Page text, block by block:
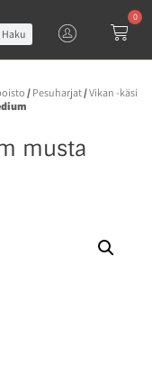
Haku
0
/ Pesuharjat/Vikan -käsi
musta